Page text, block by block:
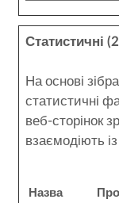
Статистичні
На основі
статистичні
веб-сторінок
взаємодіють
Назва